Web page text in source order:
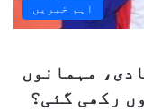
اہم خبریں
مہمانوں
رکھی گئی؟